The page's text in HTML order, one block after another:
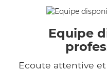
Equipe
Ecoute attentive